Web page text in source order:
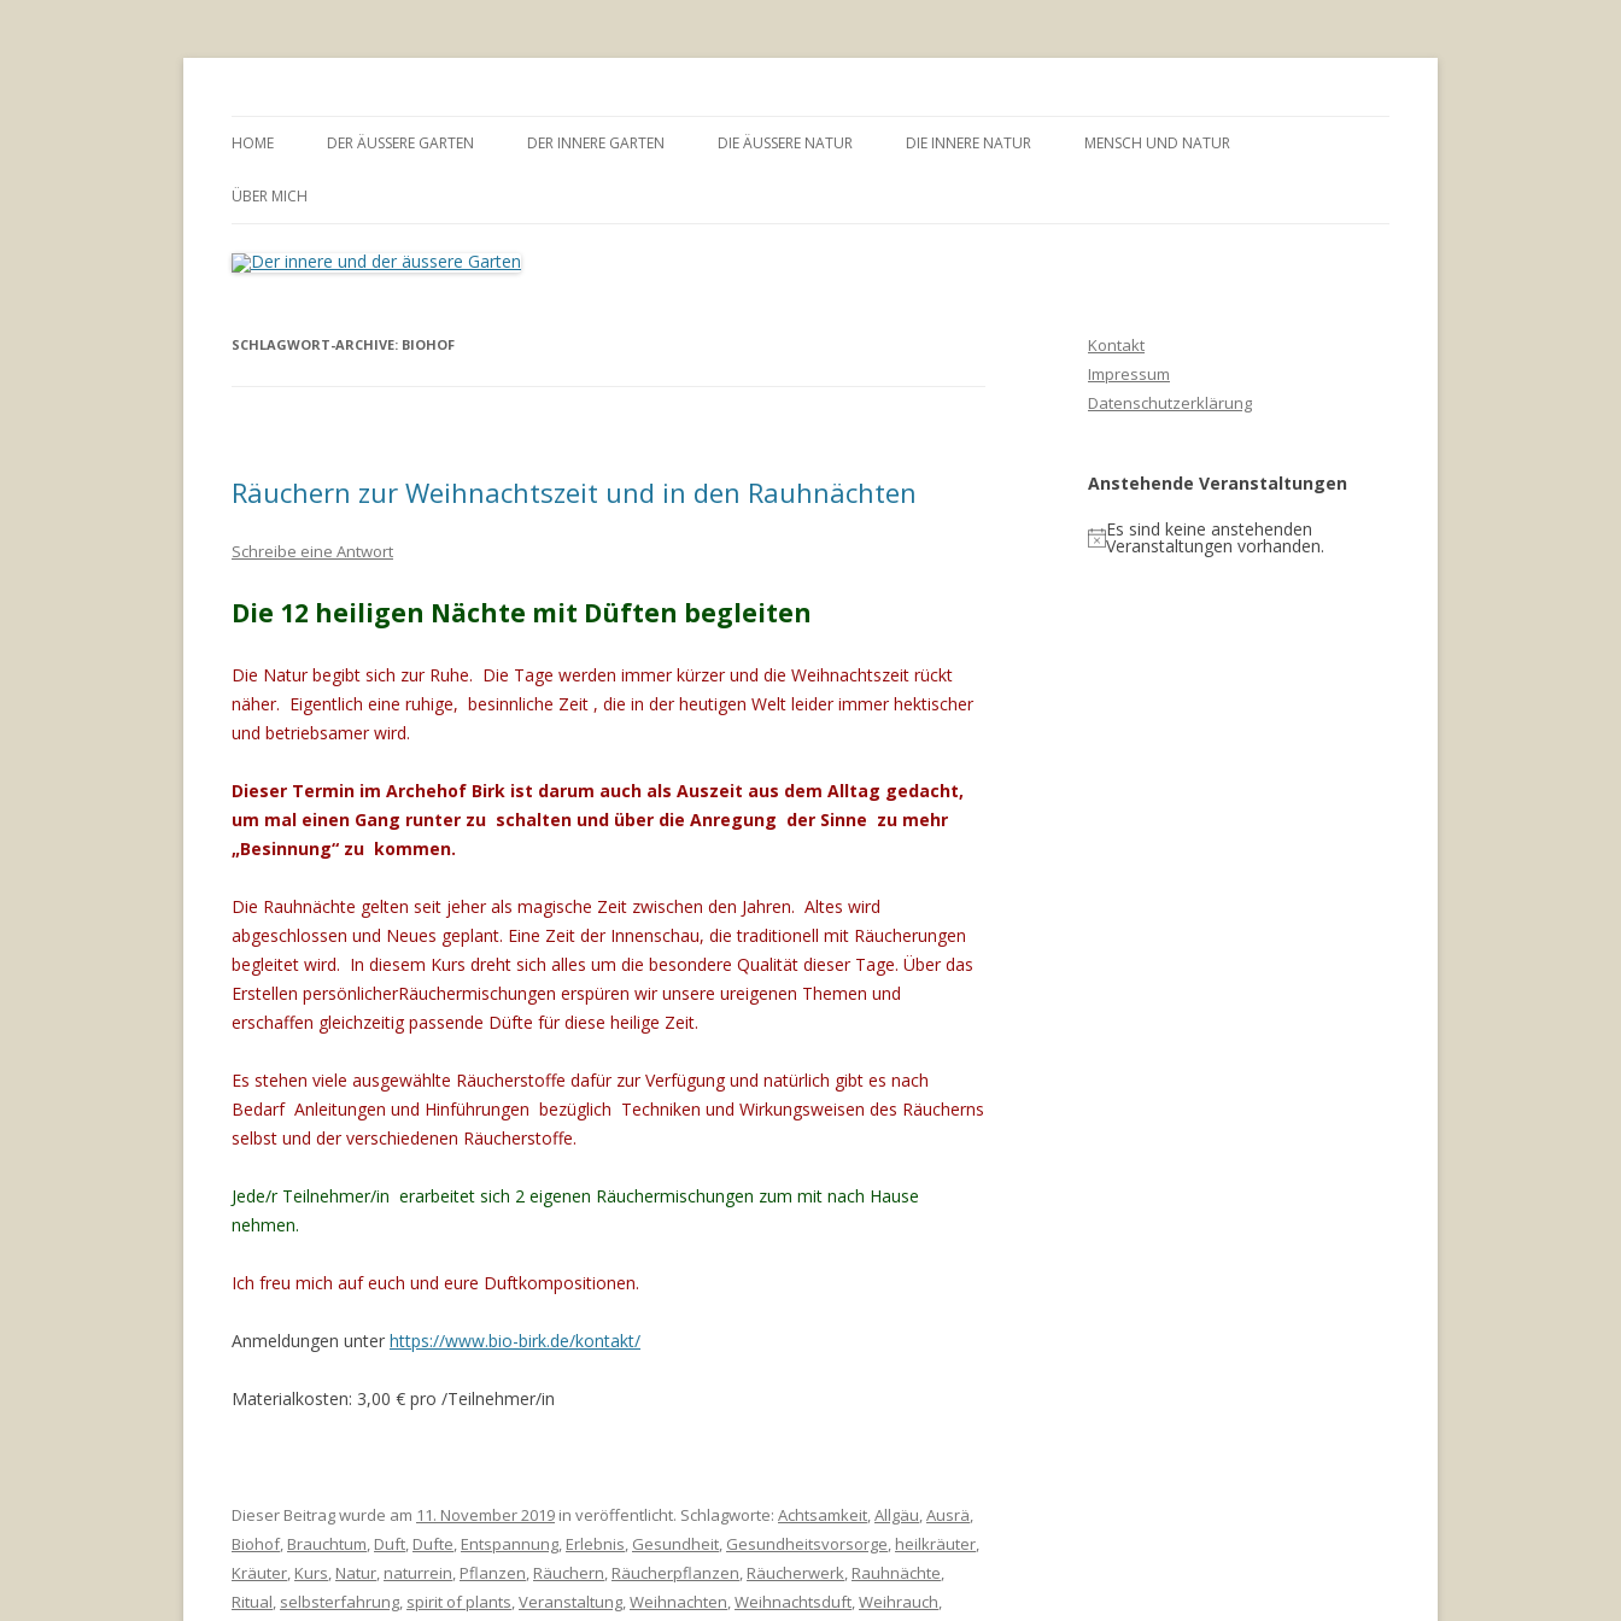
Inhalt
HOME DER ÄUSSERE GARTEN DER INNERE GARTEN DIE ÄUSSERE NATUR DIE INNERE NATUR MENSCH UND NATUR
ÜBER MICH
SCHLAGWORT-ARCHIVE: BIOHOF
Räuchern zur Weihnachtszeit und in den Rauhnächten
Schreibe eine Antwort
Die 12 heiligen Nächte mit Düften begleiten
Die Natur begibt sich zur Ruhe. Die Tage werden immer kürzer und die Weihnachtszeit rückt
näher. Eigentlich eine ruhige, besinnliche Zeit , die in der heutigen Welt leider immer hektischer
und betriebsamer wird.
Dieser Termin im Archehof Birk ist darum auch als Auszeit aus dem Alltag gedacht,
um mal einen Gang runter zu schalten und über die Anregung der Sinne zu mehr
„Besinnung“ zu kommen.
Die Rauhnächte gelten seit jeher als magische Zeit zwischen den Jahren. Altes wird
abgeschlossen und Neues geplant. Eine Zeit der Innenschau, die traditionell mit Räucherungen
begleitet wird. In diesem Kurs dreht sich alles um die besondere Qualität dieser Tage. Über das
Erstellen persönlicherRäuchermischungen erspüren wir unsere ureigenen Themen und
erschaffen gleichzeitig passende Düfte für diese heilige Zeit.
Es stehen viele ausgewählte Räucherstoffe dafür zur Verfügung und natürlich gibt es nach
Bedarf Anleitungen und Hinführungen bezüglich Techniken und Wirkungsweisen des Räucherns
selbst und der verschiedenen Räucherstoffe.
Jede/r Teilnehmer/in erarbeitet sich 2 eigenen Räuchermischungen zum mit nach Hause
nehmen.
Ich freu mich auf euch und eure Duftkompositionen.
Anmeldungen unter https://www.bio-birk.de/kontakt/
Materialkosten: 3,00 € pro /Teilnehmer/in
Dieser Beitrag wurde am 11. November 2019 in veröffentlicht. Schlagworte: Achtsamkeit,Allgäu,Ausrä,
Biohof, Brauchtum, Duft, Dufte, Entspannung, Erlebnis, Gesundheit, Gesundheitsvorsorge, heilkräuter,
Kräuter, Kurs, Natur, naturrein, Pflanzen, Räuchern, Räucherpflanzen, Räucherwerk, Rauhnächte,
Ritual, selbsterfahrung, spirit of plants,Veranstaltung,Weihnachten,Weihnachtsduft,Weihrauch,
Kontakt
Impressum
Datenschutzerklärung
Anstehende Veranstaltungen
Es sind keine anstehenden
Veranstaltungen vorhanden.